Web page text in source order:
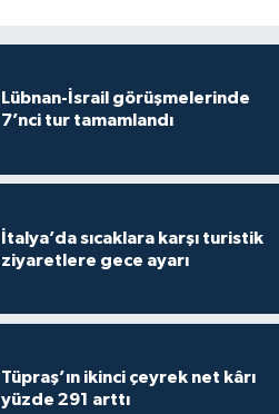
Lübnan-İsrail görüşmelerinde
7’nci tur tamamlandı
İtalya’da sıcaklara karşı turistik
ziyaretlere gece ayarı
Tüpraş’ın ikinci çeyrek net kârı
yüzde 291 arttı